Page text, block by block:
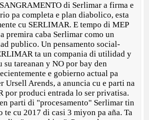
di Serlimar a firma e
pa completa e plan diabolico, esta
cu SERLIMAR. E tempo di MEP
premira caba Serlimar como un
publico. Un pensamento social-
ta un compania di utilidad y
su tareanan y NO por bay den
e gobierno actual pa
Ursell Arends, a anuncia cu e parti na
por produci entrada lo ser privatisa.
parti di "procesamento" Serlimar tin
te cu 2017 di casi 3 miyon pa aña. Ta